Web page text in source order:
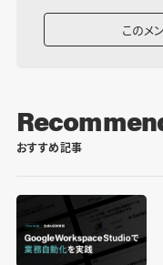
このメ
おすすめ記事